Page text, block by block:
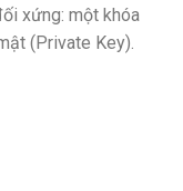
xứng: một khóa
(Private Key).